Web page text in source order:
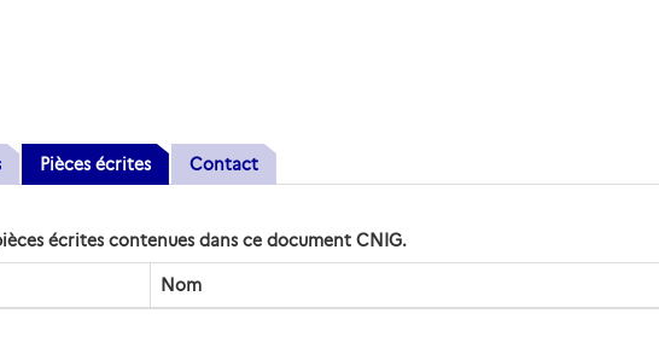
Pièces écrites Contact
écrites contenues dans ce document CNIG.
Nom